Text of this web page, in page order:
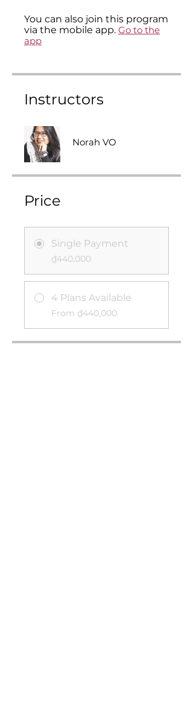
You can also join this program
via the mobile app. Go to the
app
Instructors
Norah VO
Price
Single Payment
₫440,000
4 Plans Available
From ₫440,000